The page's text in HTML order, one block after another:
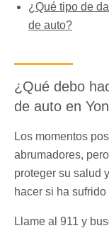
¿Qué tipo de
de auto?
¿Qué debo
de auto en
Los momentos
abrumadores,
proteger su salud
hacer si ha
Llame al 911 y